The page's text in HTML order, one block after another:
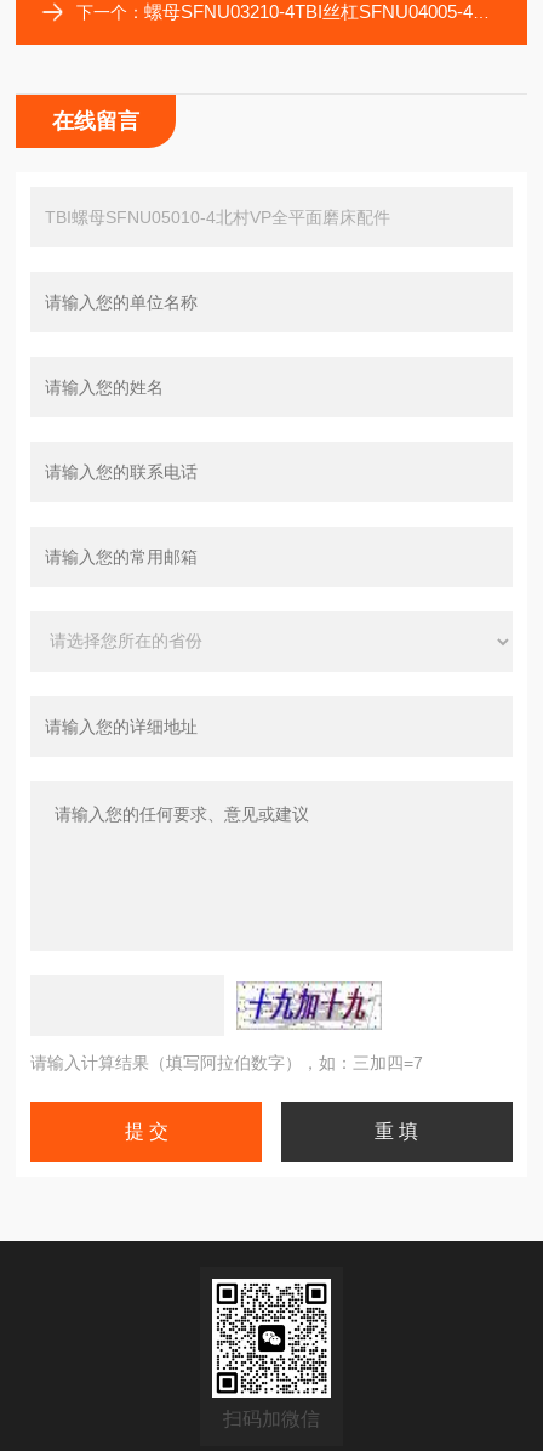
下一个：螺母SFNU03210-4TBI丝杠SFNU04005-4北村NN515平面磨床轴承
在线留言
请输入计算结果（填写阿拉伯数字），如：三加四=7
扫码加微信